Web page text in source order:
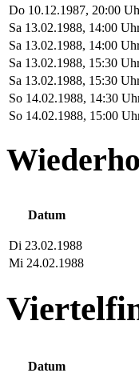
Do 10.12.1987, 20:00
Sa 13.02.1988, 14:00
Sa 13.02.1988, 14:00
Sa 13.02.1988, 15:30
Sa 13.02.1988, 15:30
So 14.02.1988, 14:30
So 14.02.1988, 15:00
Datum
Di 23.02.1988
Mi 24.02.1988
Datum